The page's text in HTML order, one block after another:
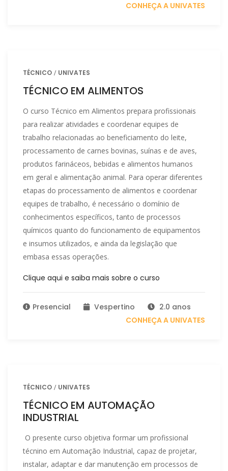
CONHEÇA A UNIVATES
TÉCNICO UNIVATES
TÉCNICO EM ALIMENTOS
O curso Técnico em Alimentos prepara profissionais
para realizar atividades e coordenar equipes de
trabalho relacionadas ao beneficiamento do leite,
processamento de carnes bovinas, suínas e de aves,
produtos farináceos, bebidas e alimentos humanos
em geral e alimentação animal. Para operar diferentes
etapas do processamento de alimentos e coordenar
equipes de trabalho, é necessário o domínio de
conhecimentos específicos, tanto de processos
químicos quanto do funcionamento de equipamentos
e insumos utilizados, e ainda da legislação que
embasa essas operações.
Clique aqui e saiba mais sobre o curso
Presencial Vespertino
2.0 anos
CONHEÇA A UNIVATES
TÉCNICO UNIVATES
TÉCNICO EM AUTOMAÇÃO
INDUSTRIAL
O presente curso objetiva formar um profissional
técnino em Automação Industrial, capaz de projetar,
instalar, adaptar e dar manutenção em processos de